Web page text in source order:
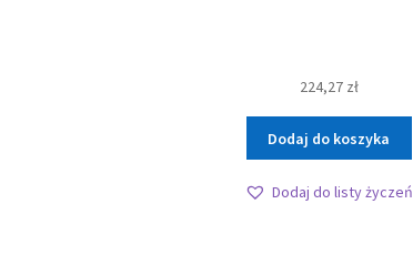
224,27 zł
Dodaj do koszyka
Dodaj do listy życzeń